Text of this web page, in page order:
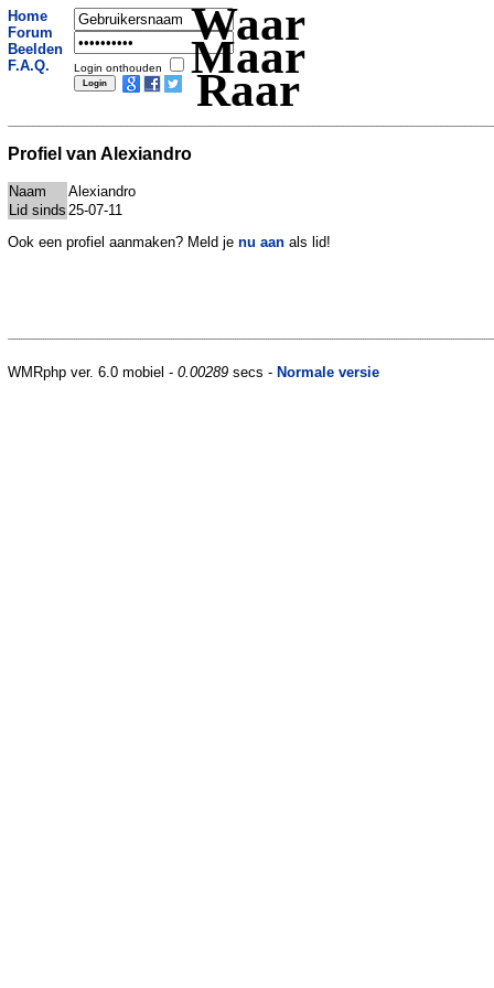
Home
Forum
Beelden
F.A.Q.
Login onthouden
Waar
Maar
Raar
Profiel van Alexiandro
Naam
Alexiandro
Lid sinds 25-07-11
Ook een profiel aanmaken? Meld je nu aan als lid!
WMRphp ver. 6.0 mobiel - 0.00289 secs - Normale versie